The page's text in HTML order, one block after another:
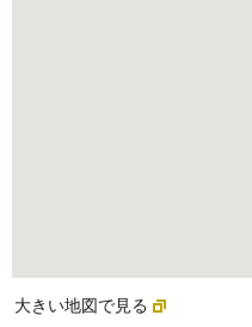
大きい地図で見る